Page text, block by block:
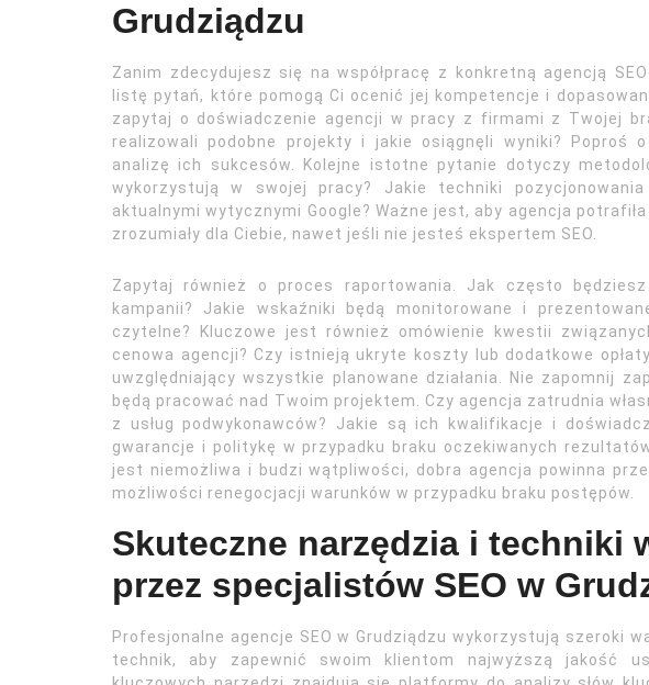
Grudziądzu
Zanim zdecydujesz się na współpracę z konkretną agencją
listę pytań, które pomogą Ci ocenić jej kompetencje i
zapytaj o doświadczenie agencji w pracy z firmami z Twojej
realizowali podobne projekty i jakie osiągnęli wyniki? Poproś
analizę ich sukcesów. Kolejne istotne pytanie dotyczy
wykorzystują w swojej pracy? Jakie techniki
aktualnymi wytycznymi Google? Ważne jest, aby agencja
zrozumiały dla Ciebie, nawet jeśli nie jesteś ekspertem SEO.
Zapytaj również o proces raportowania. Jak często
kampanii? Jakie wskaźniki będą monitorowane i
czytelne? Kluczowe jest również omówienie kwestii
cenowa agencji? Czy istnieją ukryte koszty lub dodatkowe
uwzględniający wszystkie planowane działania. Nie zapomnij
będą pracować nad Twoim projektem. Czy agencja zatrudnia
z usług podwykonawców? Jakie są ich kwalifikacje i
gwarancje i politykę w przypadku braku oczekiwanych
jest niemożliwa i budzi wątpliwości, dobra agencja powinna
możliwości renegocjacji warunków w przypadku braku postępów.
Skuteczne narzędzia i techniki
przez specjalistów SEO w
Profesjonalne agencje SEO w Grudziądzu wykorzystują szeroki
technik, aby zapewnić swoim klientom najwyższą jakość